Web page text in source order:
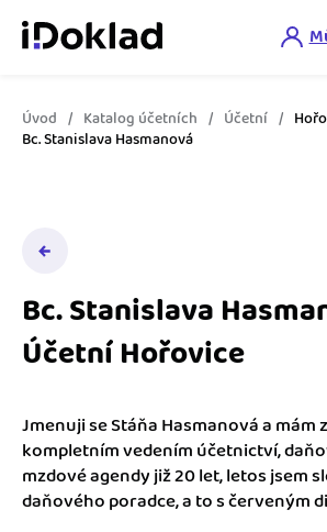
Vlastnosti
Správa kontaktů
Hlídání cashflow
Spolupráce s účetní
Propojení na další systémy
Spřátelené účetní
Nápověda
Jak začít podnikat
Jak se vyznat ve fakturaci
Šablony faktur
Šablona pro plátce DPH
Šablona pro neplátce DPH
Registrovat ZDARMA
Úvod Katalog účetních Účetní
Bc. Stanislava Hasmanová
Bc. Stanislava
Účetní Hořovice
Jmenuji se Stáňa Hasmanová a mám
kompletním vedením účetnictví,
mzdové agendy již 20 let, letos jsem
daňového poradce, a to s červeným